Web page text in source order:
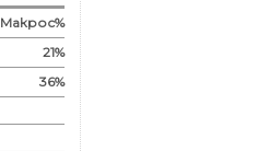
Макрос%
21%
36%